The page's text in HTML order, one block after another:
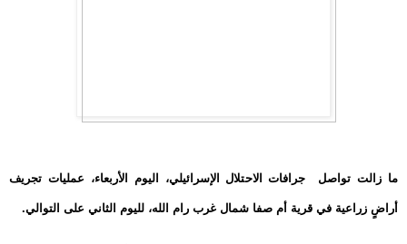
ما زالت تواصل جرافات الاحتلال الإسرائيلي، اليوم الأربعاء، عمليات تجريف
أراضٍ زراعية في قرية أم صفا شمال غرب رام الله، لليوم الثاني على التوالي.